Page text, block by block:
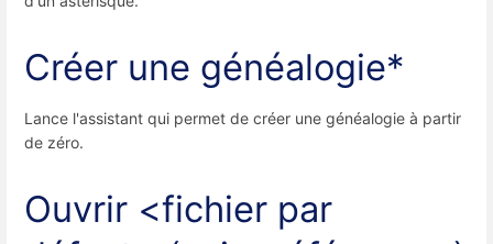
Créer une généalogie*
Lance l'assistant qui permet de créer une généalogie à partir
de zéro.
Ouvrir <fichier par